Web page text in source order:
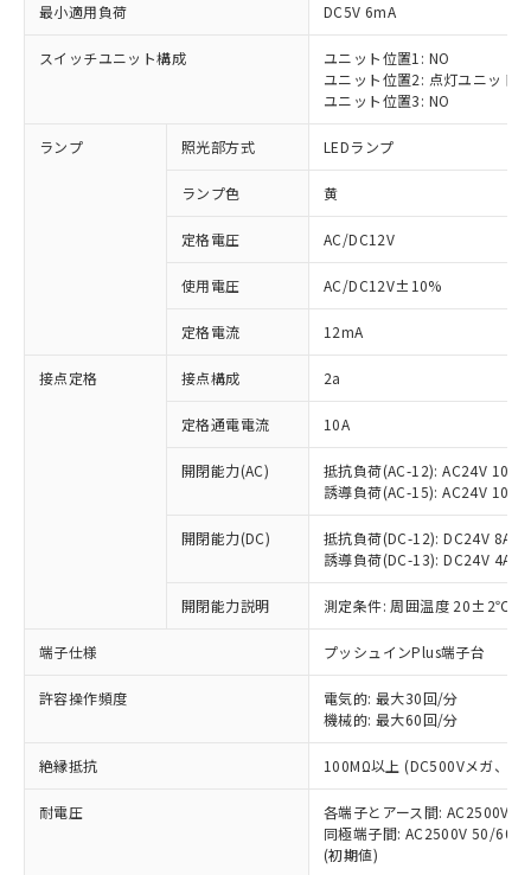
最小適用負荷 DC5V 6mA
スイッチユニット構成
ユニット位置1: NO
ユニット位置2: 点灯ユニット
ユニット位置3: NO
ランプ 照光部方式 LEDランプ
ランプ色 黄
定格電圧 AC/DC12V
使用電圧 AC/DC12V±10%
定格電流 12mA
接点定格 接点構成 2a
定格通電電流 10A
開閉能力(AC)
抵抗負荷(AC-12): AC24V 10A/
誘導負荷(AC-15): AC24V
開閉能力(DC)
抵抗負荷(DC-12): DC24V 8A/
誘導負荷(DC-13): DC24V 4A/
開閉能力説明 測定条件: 周囲温度 20±2℃、
端子仕様 プッシュインPlus端子台
許容操作頻度
電気的: 最大30回/分
機械的: 最大60回/分
絶縁抵抗 100MΩ以上 (DC500Vメガ、点
耐電圧
各端子とアース間: AC2500V
同極端子間: AC2500V 50/
(初期値)
ご利用条件
以下の条件をお読みいただき、同意のうえ
ご利用ください。
本サービスは、当社制御機器事業取扱
商品の当社在庫状況および標準価格
(税抜)を提供させていただくもので
当社制御機器事業取扱商品の中には、
本サービスの対象外となる商品もある
ことをご了承ください。
在庫状況および標準価格照会結果は、
記載している更新日時点での社内デー
タに基づき作成されるものであり、閲
覧された時点での実際の在庫および標
準価格とは異なる場合があることをご
※1 対応状況
対応済み：EU RoHS指令（10物質）の
非含有に対応した製品が提供可能な商品で
す。
対応予定：EU RoHS指令（10物質）の非含
有に対応した製品に切り替える予定のある
対応予定なし：EU RoHS指令（10物質）の
非含有に非対応の商品で、対応品を出す予
定はありません。
調査・確認中：EU RoHS指令（10物質）の
非含有の対応状況を調査中または確認中の
非該当品：ライセンス料など無形物で、有
害物質有無と関係のない商品です。
仕入先様の事情により、非含有部品として
いたものが、含有品と判明した場合などや
むを得ず変更することがあります。
六価クロム(Cr(Ⅵ)) 1000ppm以下、ポリ臭化ビフェニル
類(PBB) 1000ppm以下、ポリ臭化ジフェニルエーテル類
「○」：最大均質材料含有率が中国RoHSの
基準値以下であることを示します。
「×」：最大均質材料含有率が中国RoHSの
基準値を超えていることを示します。
「－」：未確認です。当社販売部門へお問
*中国RoHS10物質の基準値 (GB/T26572)：
Pb(鉛) :1000ppm、 Hg(水銀) : 1000ppm、 Cd(カドミウ
Cr(Ⅵ)(六価クロム) : 1000ppm、 PBBs(ポリ臭化ビフェ
当社は、これら貴社製品のうち、外国
為替および外国貿易法に定める商品
（以下｢規制貨物等」という）を輸出
または国外への提供する場合は、日本
国政府の輸出許可(または役務取引許
可)を取得するなどの必要な手続きを